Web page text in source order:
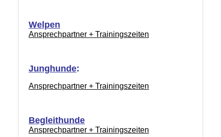
Welpen
Ansprechpartner + Trainingszeiten
Junghunde:
Ansprechpartner + Trainingszeiten
Begleithunde
Ansprechpartner + Trainingszeiten